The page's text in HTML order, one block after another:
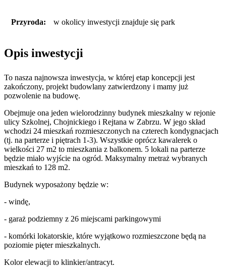
Przyroda: w okolicy inwestycji znajduje się park
Opis inwestycji
To nasza najnowsza inwestycja, w której etap koncepcji jest
zakończony, projekt budowlany zatwierdzony i mamy już
pozwolenie na budowę.
Obejmuje ona jeden wielorodzinny budynek mieszkalny w rejonie
ulicy Szkolnej, Chojnickiego i Rejtana w Zabrzu. W jego skład
wchodzi 24 mieszkań rozmieszczonych na czterech kondygnacjach
(tj. na parterze i piętrach 1-3). Wszystkie oprócz kawalerek o
wielkości 27 m2 to mieszkania z balkonem. 5 lokali na parterze
będzie miało wyjście na ogród. Maksymalny metraż wybranych
mieszkań to 128 m2.
Budynek wyposażony będzie w:
- windę,
- garaż podziemny z 26 miejscami parkingowymi
- komórki lokatorskie, które wyjątkowo rozmieszczone będą na
poziomie pięter mieszkalnych.
Kolor elewacji to klinkier/antracyt.